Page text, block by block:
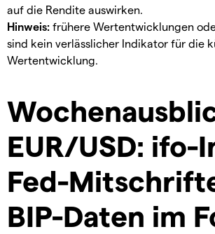
auf die Rendite auswirken.
Hinweis: frühere Wertentwicklungen
sind kein verlässlicher Indikator für die
Wertentwicklung.
EUR/USD: ifo-
Fed-
BIP-Daten im